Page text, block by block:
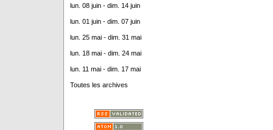
lun. 08 juin - dim. 14 juin
lun. 01 juin - dim. 07 juin
lun. 25 mai - dim. 31 mai
lun. 18 mai - dim. 24 mai
lun. 11 mai - dim. 17 mai
Toutes les archives